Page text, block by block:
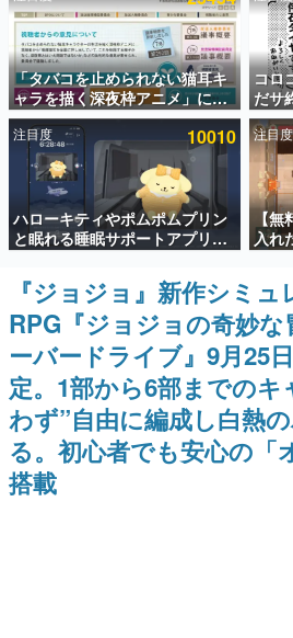
ゲームの企画書
名作ゲームクリエイターの
聞きし、ヒットする企画（
きます。
赫本
この物語を解いてはいけな
の形をした短編ホラー小説集
新世代に訊く
これからのデジタルゲーム
の姿を追い、彼らのルーツ
ゲーム世代の作家たち
ゲームに多大な影響を受け
日本のコンテンツ産業やカ
画です。
日本モバイルゲーム産
日本のモバイルゲーム史に
ルを網羅するほか、開発者
解説を掲載。約20年の歴史
「タバコを止められない猫耳キ
ャラを描く深夜枠アニメ」に視
聴者の一部から批判意見。違法
薬物の使用と思わしき描写も含
めて、BPOが議論を交わす
コロ
だサ
スタ
侘石
にト
を描
注目度 10010
ハローキティやポムポムプリン
と眠れる睡眠サポートアプリ
『ゆめたび』が配信中。キャラ
ごとのASMRや目覚ましアラー
ムも搭載
注目度
【
入れ
ーム
『
式リ
ーン
『ジョジョ』新作シミ
RPG『ジョジョの奇妙
ーバードライブ』9月25
定。1部から6部までのキ
わず”自由に編成し白熱
る。初心者でも安心の「
搭載